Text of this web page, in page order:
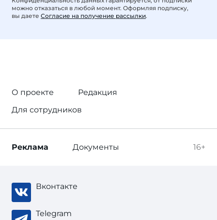
можно отказаться в любой момент. Оформляя подписку,
вы даете Согласие на получение рассылки.
О проекте
Редакция
Для сотрудников
16+
Реклама Документы
Вконтакте
Telegram